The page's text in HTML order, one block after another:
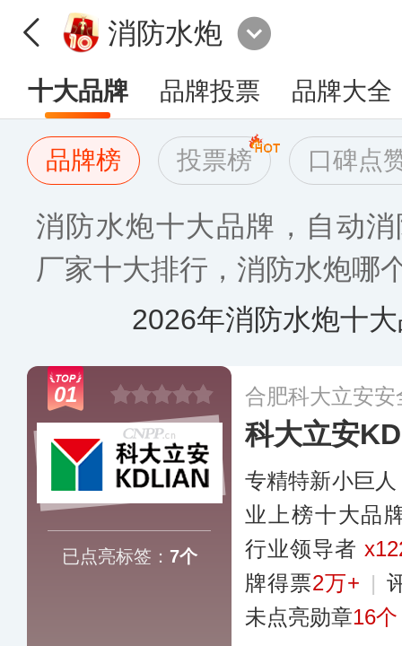
消防水炮
十大品牌 品牌投票 品牌大全
品牌榜 投票榜 口碑点
消防水炮十大品牌，自动
厂家十大排行，消防水炮哪
2026年消防水炮十
01
已点亮标签： 7个
合肥科大立安
科大立安
专精特新小巨人
业上榜十大品
行业领导者
牌得票2万+ |
未点亮勋章16个